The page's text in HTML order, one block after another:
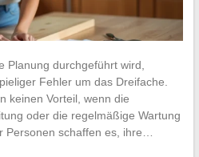
Planung durchgeführt wird,
Fehler um das Dreifache.
keinen Vorteil, wenn die
oder die regelmäßige Wartung
Personen schaffen es, ihre…